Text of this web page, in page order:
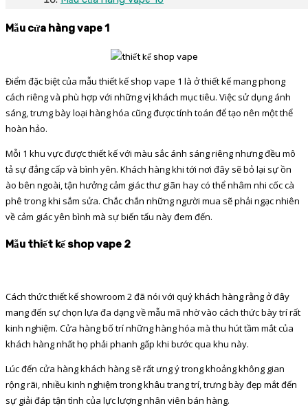
Mẫu cửa hàng vape 1
Điểm đặc biệt của mẫu thiết kế shop vape 1 là ở thiết kế mang phong
cách riêng và phù hợp với những vị khách mục tiêu. Việc sử dụng ánh
sáng, trưng bày loại hàng hóa cũng được tính toán để tạo nên một thể
hoàn hảo.
Mỗi 1 khu vực được thiết kế với màu sắc ánh sáng riêng nhưng đều mô
tả sự đẳng cấp và bình yên. Khách hàng khi tới nơi đây sẽ bỏ lại sự ồn
ào bên ngoài, tận hưởng cảm giác thư giãn hay có thể nhâm nhi cốc cà
phê trong khi sắm sửa. Chắc chắn những người mua sẽ phải ngạc nhiên
về cảm giác yên bình mà sự biến tấu này đem đến.
Mẫu thiết kế shop vape 2
Cách thức thiết kế showroom 2 đã nói với quý khách hàng rằng ở đây
mang đến sự chọn lựa đa dạng về mẫu mã nhờ vào cách thức bày trí rất
kinh nghiệm. Cửa hàng bố trí những hàng hóa mà thu hút tầm mắt của
khách hàng nhất họ phải phanh gấp khi bước qua khu này.
Lúc đến cửa hàng khách hàng sẽ rất ưng ý trong khoảng không gian
rộng rãi, nhiều kinh nghiệm trong khâu trang trí, trưng bày đẹp mắt đến
sự giải đáp tận tình của lực lượng nhân viên bán hàng.